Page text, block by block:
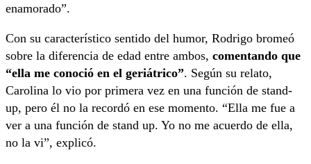
enamorado”.
Con su característico sentido del humor, Rodrigo bromeó
sobre la diferencia de edad entre ambos, comentando que
“ella me conoció en el geriátrico”. Según su relato,
Carolina lo vio por primera vez en una función de stand-
up, pero él no la recordó en ese momento. “Ella me fue a
ver a una función de stand up. Yo no me acuerdo de ella,
no la vi”, explicó.